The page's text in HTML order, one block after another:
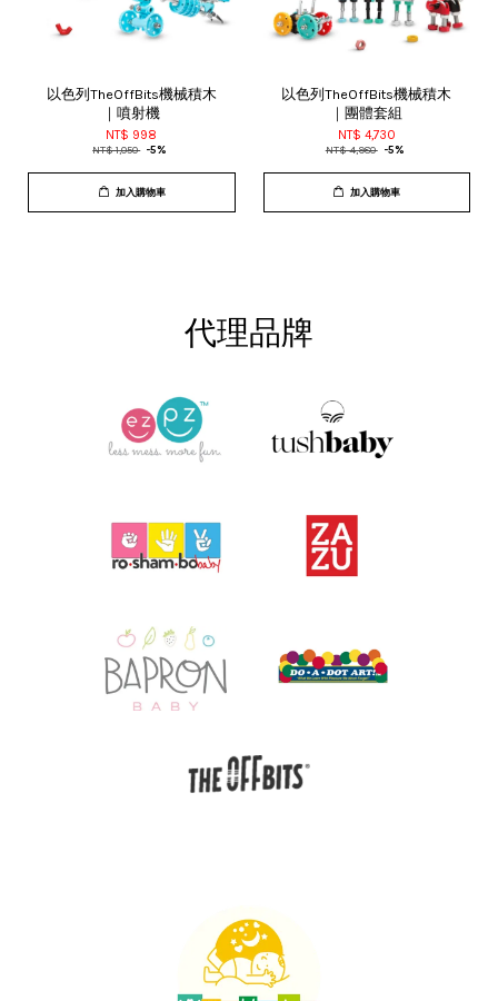
以色列TheOffBits機械積木
｜噴射機
NT$ 998
NT$ 1,050 -5%
加入購物車
以色列TheOffBits機械積木
｜團體套組
NT$ 4,730
NT$ 4,980 -5%
加入購物車
代理品牌